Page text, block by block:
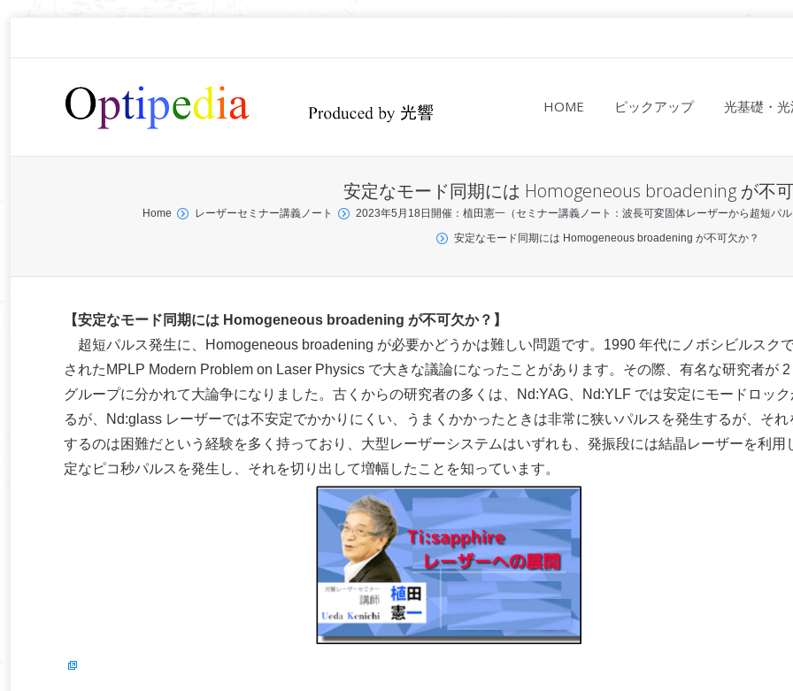
HOME ピックアップ 光基礎・
安定なモード同期には Homogeneous broadening が不
You are here:Home レーザーセミナー講義ノート
2023年5月18日開催：植田憲一（セミナー講義ノート：波長可変固体レーザーから超短パ
安定なモード同期には Homogeneous broadening が不可欠か？
【安定なモード同期には Homogeneous broadening が不可欠か？】
超短パルス発生に、Homogeneous broadening が必要かどうかは難しい問題です。1990 年代にノボシビルスク
されたMPLP Modern Problem on Laser Physics で大きな議論になったことがあります。その際、有名な研究者が
グループに分かれて大論争になりました。古くからの研究者の多くは、Nd:YAG、Nd:YLF では安定にモードロッ
るが、Nd:glass レーザーでは不安定でかかりにくい、うまくかかったときは非常に狭いパルスを発生するが、それ
するのは困難だという経験を多く持っており、大型レーザーシステムはいずれも、発振段には結晶レーザーを利用
定なピコ秒パルスを発生し、それを切り出して増幅したことを知っています。